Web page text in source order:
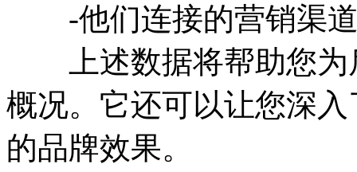
-他们连接的营销渠道
上述数据将帮助您为
概况。它还可以让您深
的品牌效果。